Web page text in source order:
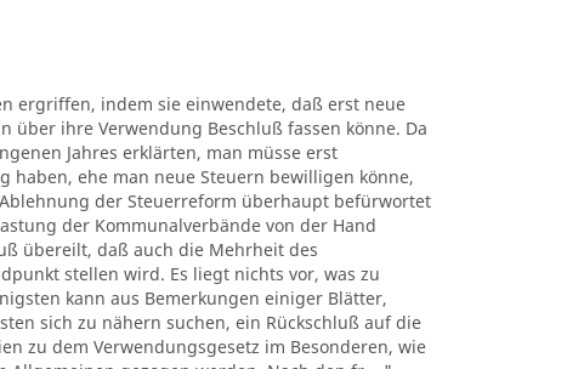
ergriffen, indem sie einwendete, daß erst neue
über ihre Verwendung Beschluß fassen könne. Da
Jahres erklärten, man müsse erst
haben, ehe man neue Steuern bewilligen könne,
der Steuerreform überhaupt befürwortet
der Kommunalverbände von der Hand
übereilt, daß auch die Mehrheit des
stellen wird. Es liegt nichts vor, was zu
kann aus Bemerkungen einiger Blätter,
sich zu nähern suchen, ein Rückschluß auf die
zu dem Verwendungsgesetz im Besonderen, wie